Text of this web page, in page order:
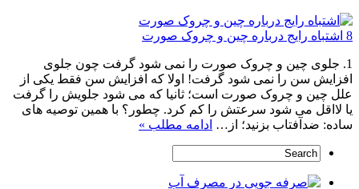
8 اشتباه رایج درباره چین و چروک صورت
1. جلوی چین و چروک صورت را نمی شود گرفت چون جلوی
افزایش سن را نمی شود گرفت! اولا که افزایش سن فقط یکی از
علل چین و چروک صورت است؛ ثانیا که می شود جلویش را گرفت
یا لااقل می شود سرعتش را کم کرد. چطور؟ با همین توصیه های
ساده: ضدآفتاب بزنید؛ از… ادامه مطلب »